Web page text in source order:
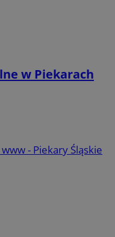
w Piekarach
- Piekary Śląskie